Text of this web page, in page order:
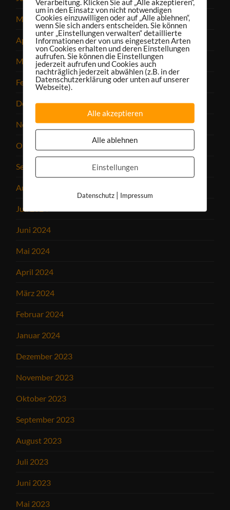
Mai 2025
April 2025
März 2025
Februar 2025
Dezember 2024
November 2024
Oktober 2024
September 2024
August 2024
Juli 2024
Juni 2024
Mai 2024
April 2024
März 2024
Februar 2024
Januar 2024
Dezember 2023
November 2023
Oktober 2023
September 2023
August 2023
Juli 2023
Juni 2023
Mai 2023
um in den Einsatz von nicht notwendigen
Cookies einzuwilligen oder auf „Alle ablehnen“,
wenn Sie sich anders entscheiden. Sie können
unter „Einstellungen verwalten“ detaillierte
Informationen der von uns eingesetzten Arten
von Cookies erhalten und deren Einstellungen
aufrufen. Sie können die Einstellungen
jederzeit aufrufen und Cookies auch
nachträglich jederzeit abwählen (z.B. in der
Datenschutzerklärung oder unten auf unserer
Webseite).
Alle akzeptieren
Alle ablehnen
Einstellungen
Datenschutz| Impressum